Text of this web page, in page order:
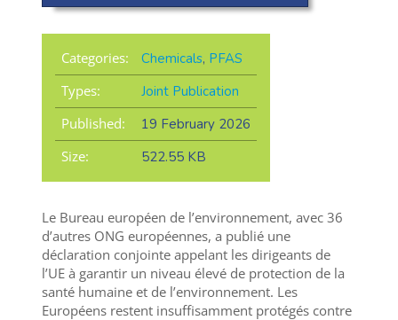
Categories: Chemicals, PFAS
Types:
Joint Publication
Published:
19 February 2026
Size:
522.55 KB
Le Bureau européen de l’environnement, avec 36
d’autres ONG européennes, a publié une
déclaration conjointe appelant les dirigeants de
l’UE à garantir un niveau élevé de protection de la
santé humaine et de l’environnement. Les
Européens restent insuffisamment protégés contre